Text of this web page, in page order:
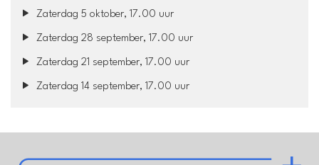
Zaterdag 5 oktober, 17.00 uur
Zaterdag 28 september, 17.00 uur
Zaterdag 21 september, 17.00 uur
Zaterdag 14 september, 17.00 uur